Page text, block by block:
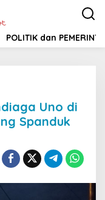
POLITIK dan
Uno di
Spanduk